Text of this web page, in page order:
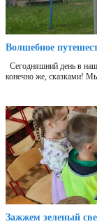
Волшебное
Сегодняшний день в
конечно же, сказками!
Зажжем зеленый